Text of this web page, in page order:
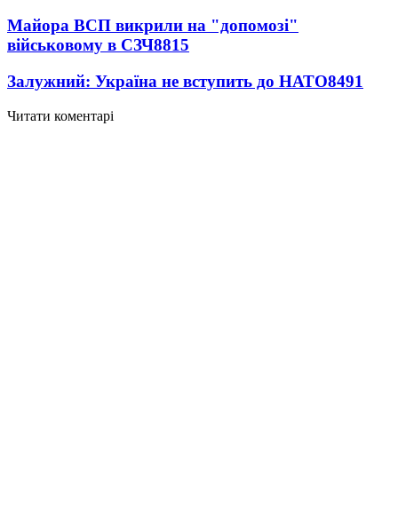
Майора ВСП викрили на "допомозі"
військовому в СЗЧ8815
Залужний: Україна не вступить до НАТО8491
Читати коментарі